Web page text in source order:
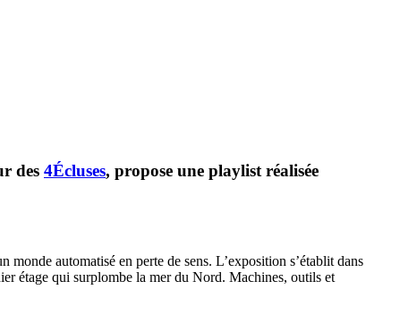
des 4Écluses, propose une playlist réalisée
automatisé en perte de sens. L’exposition s’établit dans
étage qui surplombe la mer du Nord. Machines, outils et